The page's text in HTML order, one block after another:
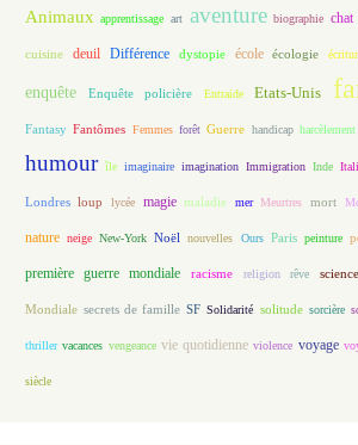
Animaux apprentissage art aventure biographie chat
cuisine deuil Différence dystopie école écologie
enquête Enquête policière Entraide Etats-Unis
Fantasy Fantômes Femmes forêt Guerre handicap harcèlement
humour île imaginaire imagination Immigration Inde
Londres loup lycée magie maladie mer Meurtres mort
nature neige New-York Noël nouvelles Ours Paris peinture
première guerre mondiale racisme religion rêve
Mondiale secrets de famille SF Solidarité solitude sorcière
thriller vacances vengeance vie quotidienne violence voyage
siècle